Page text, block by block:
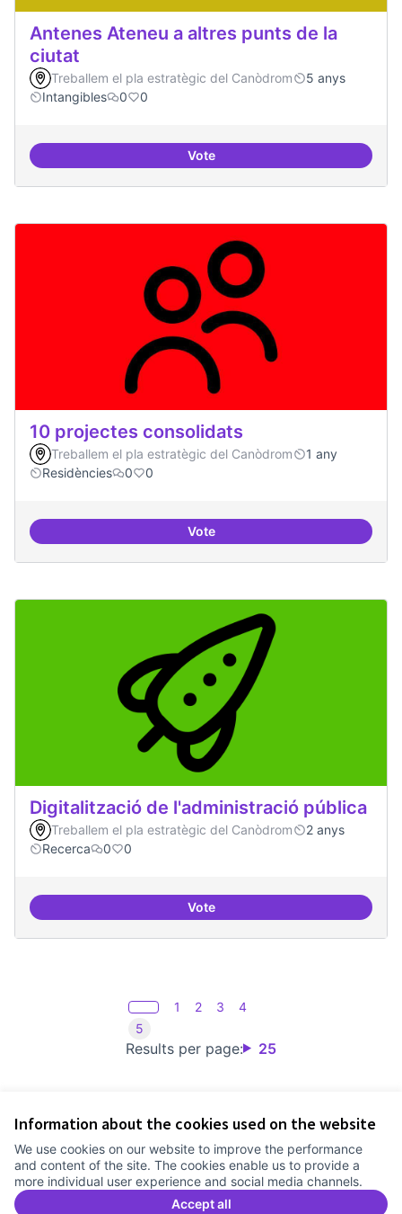
Information about the cookies used on the website
We use cookies on our website to improve the performance
and content of the site. The cookies enable us to provide a
more individual user experience and social media channels.
Accept all
Antenes Ateneu a altres punts de la
ciutat
Treballem el pla estratègic del Canòdrom
5 anys
Intangibles
0 0
VoteAntenes Ateneu a altres punts
10 projectes consolidats
Treballem el pla estratègic del Canòdrom
1 any
Residències
0 0
Vote10 projectes consolidats
Digitalització de l'administració pública
Treballem el pla estratègic del Canòdrom
2 anys
Recerca
0 0
VoteDigitalització de l'administració
Results per page: 25
1 2 3
4
5
Cookie settings
Comunitat Canòdrom at Facebook
(External link)
Comunitat Canòdrom at Instagram
(External link)
Comunitat Canòdrom at YouTube
(External link)
English
Triar la llenguaElegir el idiomaChoose language